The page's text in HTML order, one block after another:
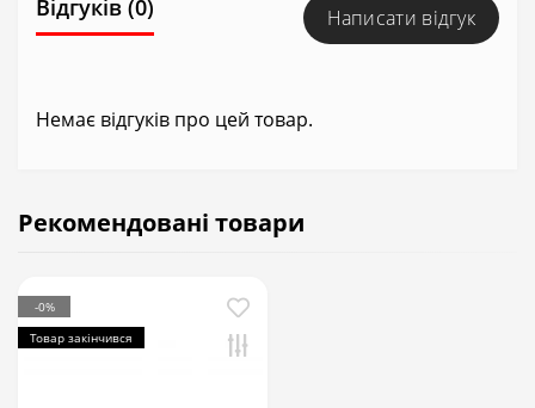
Відгуків (0) Написати відгук
Немає відгуків про цей товар.
Рекомендовані товари
-0%
Товар закінчився